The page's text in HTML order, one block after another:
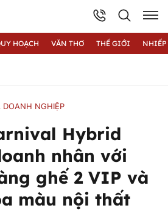
HOẠCH VĂN THƠ THẾ GIỚI
DOANH NGHIỆP
Hybrid
nhân với
ghế 2 VIP và
màu nội thất